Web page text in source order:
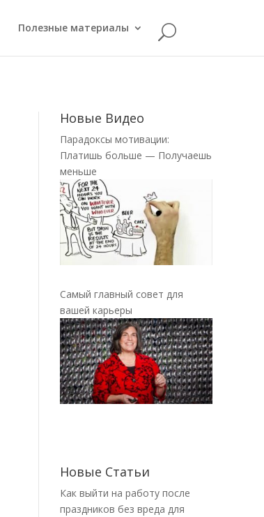
Полезные материалы
Новые Видео
Парадоксы мотивации:
Платишь больше — Получаешь
меньше
Самый главный совет для
вашей карьеры
Новые Статьи
Как выйти на работу после
праздников без вреда для